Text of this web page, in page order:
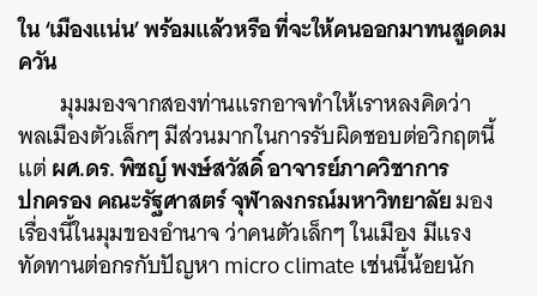
ใน ‘เมืองแน่น’ พร้อมแล้วหรือ ที่จะให้คนออกมาทนสูดดม
ควัน
มุมมองจากสองท่านแรกอาจทำให้เราหลงคิดว่า
พลเมืองตัวเล็กๆ มีส่วนมากในการรับผิดชอบต่อวิกฤตนี้
แต่ผศ.ดร. พิชญ์ พงษ์สวัสดิ์ อาจารย์ภาควิชาการ
ปกครอง คณะรัฐศาสตร์ จุฬาลงกรณ์มหาวิทยาลัยมอง
เรื่องนี้ในมุมของอำนาจ ว่าคนตัวเล็กๆ ในเมือง มีแรง
ทัดทานต่อกรกับปัญหา micro climate เช่นนี้น้อยนัก